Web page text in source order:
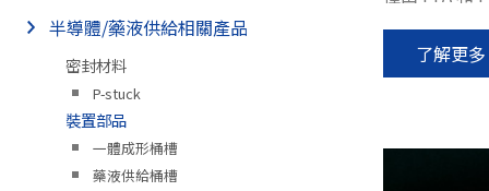
半導體/藥液供給相關產品
密封材料
P-stuck
裝置部品
一體成形桶槽
藥液供給桶槽
了解更多